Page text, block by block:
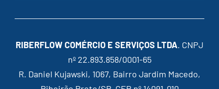
RIBERFLOW COMÉRCIO E SERVIÇOS LTDA. CNPJ
nº 22.893.858/0001-65
R. Daniel Kujawski, 1067, Bairro Jardim Macedo,